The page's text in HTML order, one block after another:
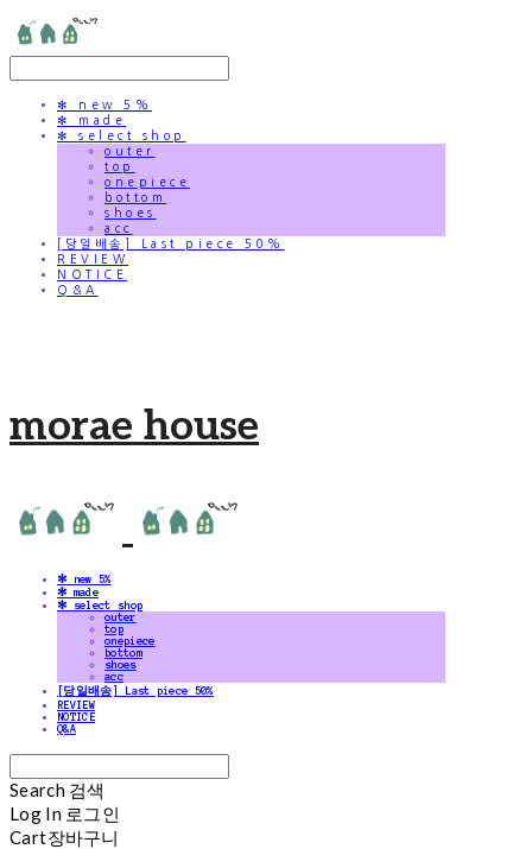
✻ new 5%
✻ made
✻ select shop
outer
top
onepiece
bottom
shoes
acc
[당일배송] Last piece 50%
REVIEW
NOTICE
Q&A
morae house
✻ new 5%
✻ made
✻ select shop
outer
top
onepiece
bottom
shoes
acc
[당일배송] Last piece 50%
REVIEW
NOTICE
Q&A
Search 검색
Log In 로그인
Cart장바구니